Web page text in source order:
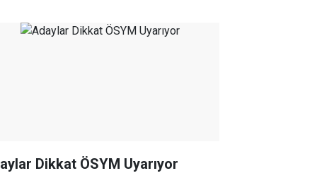
Adaylar Dikkat ÖSYM Uyarıyor